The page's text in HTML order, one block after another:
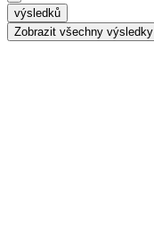
výsledků
Zobrazit všechny výsledky